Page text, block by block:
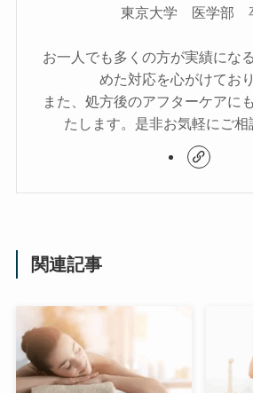
東京大学 医学部
お一人でも多くの方が実績にな
めた対応を心がけており
また、処方後のアフターケアに
たします。是非お気軽にご相
関連記事